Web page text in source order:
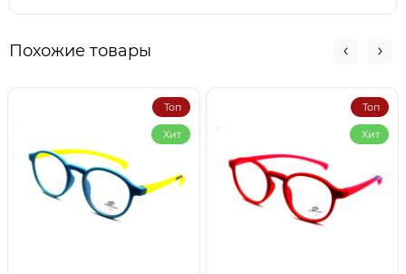
Похожие товары
Топ
Хит
Топ
Хит